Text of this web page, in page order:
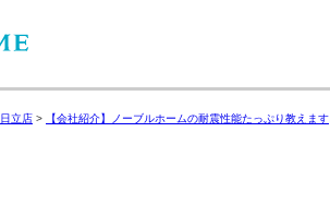
立店 > 【会社紹介】ノーブルホームの耐震性能たっぷり教えます